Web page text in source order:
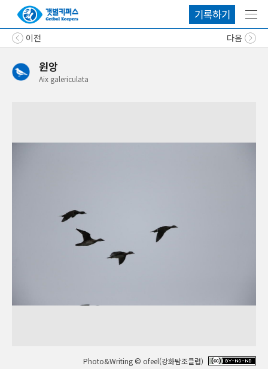
메
기록하기
이전 다음
원앙
Aix galericulata
Photo&Writing © ofeel(강화탐조클럽)